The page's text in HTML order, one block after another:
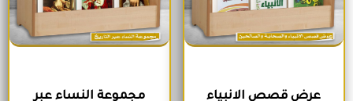
عرض قصص الانبياء
مجموعة النساء عبر